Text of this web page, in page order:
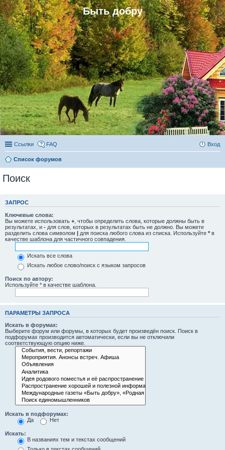
Быть добру
Ссылки FAQ Вход
Список форумов
Поиск
ЗАПРОС
Ключевые слова:
Вы можете использовать + , чтобы определить слова, которые должны быть в
результатах, и - для слов, которых в результатах быть не должно. Вы можете
разделить слова символом | для поиска любого слова из списка. Используйте * в
качестве шаблона для частичного совпадения.
Искать все слова
Искать любое слово/поиск с языком запросов
Поиск по автору:
Используйте * в качестве шаблона.
ПАРАМЕТРЫ ЗАПРОСА
Искать в форумах:
Выберите форум или форумы, в которых будет произведён поиск. Поиск в
подфорумах производится автоматически, если вы не отключили
соответствующую опцию ниже.
Искать в подфорумах:
Да
Нет
Искать:
В названиях тем и текстах сообщений